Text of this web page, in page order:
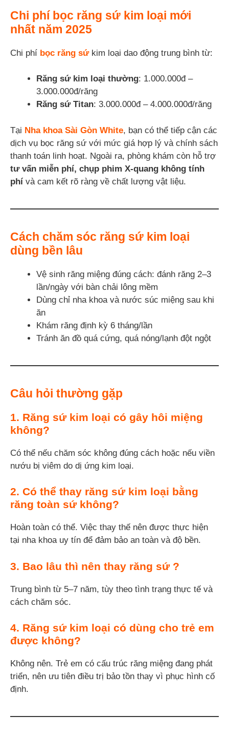
Chi phí bọc răng sứ kim loại mới
nhất năm 2025
Chi phí bọc răng sứ kim loại dao động trung bình từ:
Răng sứ kim loại thường: 1.000.000đ –
3.000.000đ/răng
Răng sứ Titan: 3.000.000đ – 4.000.000đ/răng
Tại Nha khoa Sài Gòn White, bạn có thể tiếp cận các
dịch vụ bọc răng sứ với mức giá hợp lý và chính sách
thanh toán linh hoạt. Ngoài ra, phòng khám còn hỗ trợ
tư vấn miễn phí, chụp phim X-quang không tính
phí và cam kết rõ ràng về chất lượng vật liệu.
Cách chăm sóc răng sứ kim loại
dùng bền lâu
Vệ sinh răng miệng đúng cách: đánh răng 2–3
lần/ngày với bàn chải lông mềm
Dùng chỉ nha khoa và nước súc miệng sau khi
ăn
Khám răng định kỳ 6 tháng/lần
Tránh ăn đồ quá cứng, quá nóng/lạnh đột ngột
Câu hỏi thường gặp
1. Răng sứ kim loại có gây hôi miệng
không?
Có thể nếu chăm sóc không đúng cách hoặc nếu viền
nướu bị viêm do dị ứng kim loại.
2. Có thể thay răng sứ kim loại bằng
răng toàn sứ không?
Hoàn toàn có thể. Việc thay thế nên được thực hiện
tại nha khoa uy tín để đảm bảo an toàn và độ bền.
3. Bao lâu thì nên thay răng sứ ?
Trung bình từ 5–7 năm, tùy theo tình trạng thực tế và
cách chăm sóc.
4. Răng sứ kim loại có dùng cho trẻ em
được không?
Không nên. Trẻ em có cấu trúc răng miệng đang phát
triển, nên ưu tiên điều trị bảo tồn thay vì phục hình cố
định.